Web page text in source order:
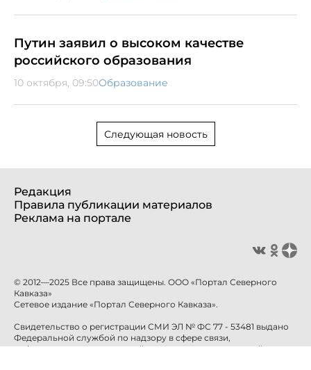
Путин заявил о высоком качестве
российского образования
10 октября, 09:50Образование
Следующая новость
Редакция
Правила публикации материалов
Реклама на портале
© 2012—2025 Все права защищены. ООО «Портал Северного
Кавказа»
Сетевое издание «Портал Северного Кавказа».
Свидетельство о регистрации СМИ ЭЛ № ФС 77 - 53481 выдано
Федеральной службой по надзору в сфере связи,
информационных технологий и массовых коммуникаций